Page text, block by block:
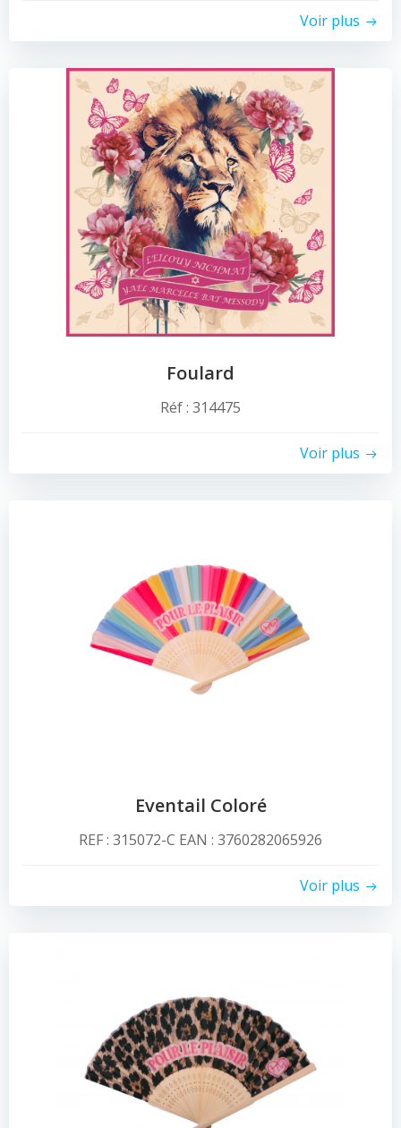
Voir plus
Foulard
Réf : 314475
Voir plus
Eventail Coloré
REF : 315072-C EAN : 3760282065926
Voir plus